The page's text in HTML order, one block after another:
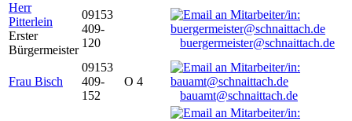
Herr
Pitterlein
Erster
Bürgermeister
09153
409-
120
buergermeister@schnaittach.de
Frau Bisch
09153
409-
152
O 4
bauamt@schnaittach.de